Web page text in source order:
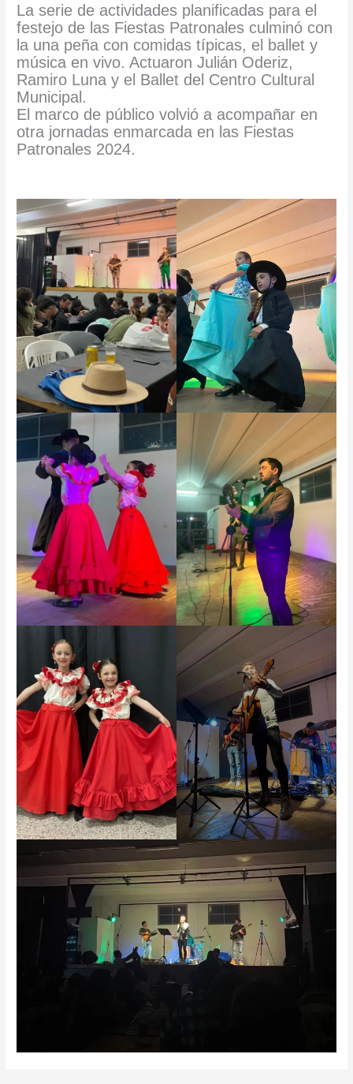
La serie de actividades planificadas para el
festejo de las Fiestas Patronales culminó con
la una peña con comidas típicas, el ballet y
música en vivo. Actuaron Julián Oderiz,
Ramiro Luna y el Ballet del Centro Cultural
Municipal.
El marco de público volvió a acompañar en
otra jornadas enmarcada en las Fiestas
Patronales 2024.